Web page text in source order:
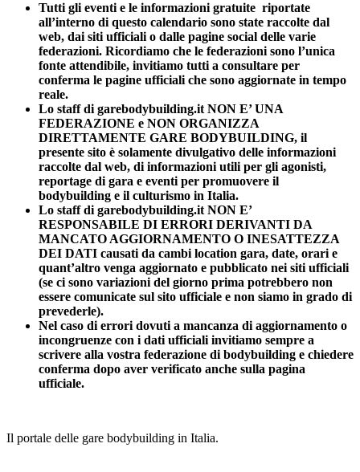
Tutti gli eventi e le informazioni gratuite riportate
all’interno di questo calendario sono state raccolte dal
web, dai siti ufficiali o dalle pagine social delle varie
federazioni. Ricordiamo che le federazioni sono l’unica
fonte attendibile, invitiamo tutti a consultare per
conferma le pagine ufficiali che sono aggiornate in tempo
reale.
Lo staff di garebodybuilding.it NON E’ UNA
FEDERAZIONE e NON ORGANIZZA
DIRETTAMENTE GARE BODYBUILDING, il
presente sito è solamente divulgativo delle informazioni
raccolte dal web, di informazioni utili per gli agonisti,
reportage di gara e eventi per promuovere il
bodybuilding e il culturismo in Italia.
Lo staff di garebodybuilding.it NON E’
RESPONSABILE DI ERRORI DERIVANTI DA
MANCATO AGGIORNAMENTO O INESATTEZZA
DEI DATI causati da cambi location gara, date, orari e
quant’altro venga aggiornato e pubblicato nei siti ufficiali
(se ci sono variazioni del giorno prima potrebbero non
essere comunicate sul sito ufficiale e non siamo in grado di
prevederle).
Nel caso di errori dovuti a mancanza di aggiornamento o
incongruenze con i dati ufficiali invitiamo sempre a
scrivere alla vostra federazione di bodybuilding e chiedere
conferma dopo aver verificato anche sulla pagina
ufficiale.
Il portale delle gare bodybuilding in Italia.